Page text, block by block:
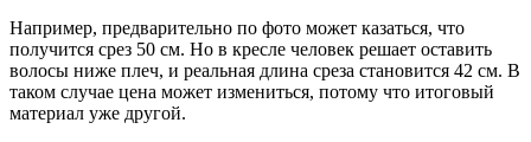
Например, предварительно по фото может казаться, что
получится срез 50 см. Но в кресле человек решает оставить
волосы ниже плеч, и реальная длина среза становится 42 см. В
таком случае цена может измениться, потому что итоговый
материал уже другой.